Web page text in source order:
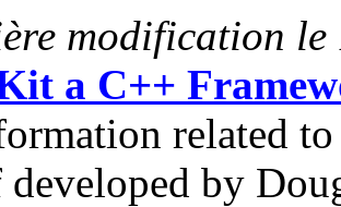
modification le
a C++
related
by